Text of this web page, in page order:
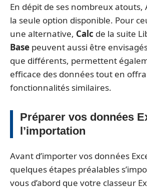
En dépit de ses nombreux atouts,
la seule option disponible. Pour
une alternative, Calc de la suite
Base peuvent aussi être
que différents, permettent
efficace des données tout en
fonctionnalités similaires.
Préparer vos données
l’importation
Avant d’importer vos données
quelques étapes préalables
vous d’abord que votre classeur